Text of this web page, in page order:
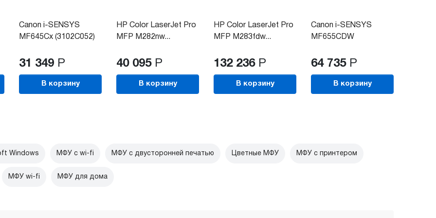
Canon i-SENSYS
MF645Cx (3102C052)
31 349 Р
В корзину
HP Color LaserJet Pro
MFP M282nw...
40 095 Р
В корзину
HP Color LaserJet Pro
MFP M283fdw...
132 236 Р
В корзину
Canon i-SENSYS
MF655CDW
64 735 Р
В корзину
Windows МФУ c wi-fi МФУ с двусторонней печатью Цветные МФУ МФУ с принтером
МФУ wi-fi МФУ для дома